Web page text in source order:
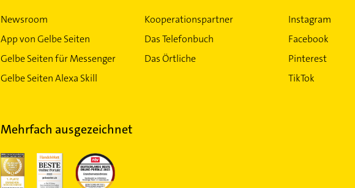
Newsroom
App von Gelbe Seiten
Gelbe Seiten für Messenger
Gelbe Seiten Alexa Skill
Kooperationspartner
Das Telefonbuch
Das Örtliche
Instagram
Facebook
Pinterest
TikTok
Mehrfach ausgezeichnet